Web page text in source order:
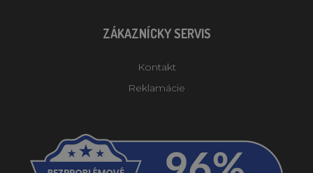
ZÁKAZNÍCKY SERVIS
Kontakt
Reklamácie